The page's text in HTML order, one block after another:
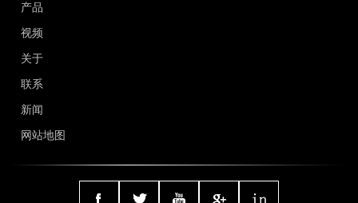
产品
视频
关于
联系
新闻
网站地图